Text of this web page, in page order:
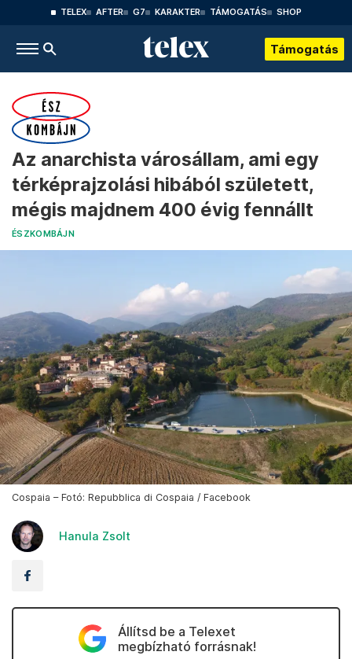
TELEX AFTER G7 KARAKTER TÁMOGATÁS SHOP
Támogatás
Az anarchista városállam, ami egy
térképrajzolási hibából született,
mégis majdnem 400 évig fennállt
ÉSZKOMBÁJN
Cospaia – Fotó: Repubblica di Cospaia / Facebook
Hanula Zsolt
Állítsd be a Telexet
megbízható forrásnak!